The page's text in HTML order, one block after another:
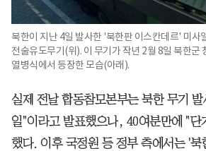
북한이 지난 4일 발사한 '북한판 이스칸데르' 미사
전술유도무기(위). 이 무기가 작년 2월 8일 북한군
열병식에서 등장한 모습(아래).
실제 전날 합동참모본부는 북한 무기
일"이라고 발표했으나, 40여분만에 "단
했다. 이후 국정원 등 정부 측에서는 '북